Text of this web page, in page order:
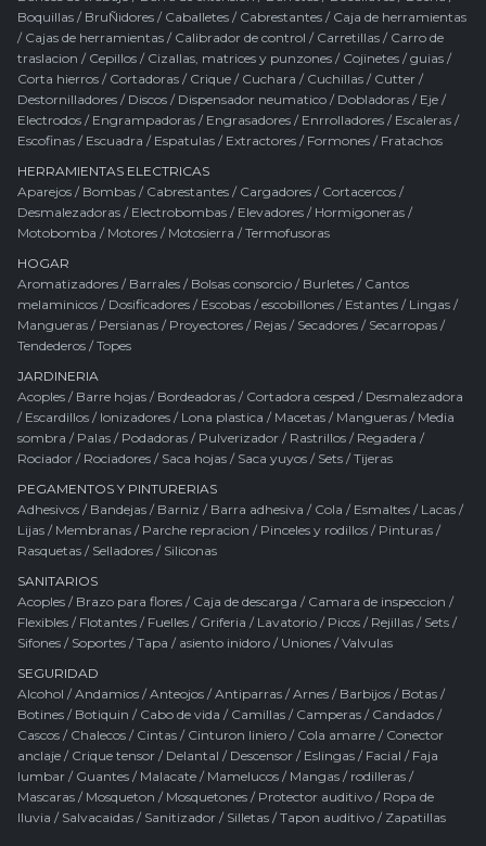
Boquillas / BruÑidores / Caballetes / Cabrestantes / Caja de herramientas
/ Cajas de herramientas / Calibrador de control / Carretillas / Carro de
traslacion / Cepillos / Cizallas, matrices y punzones / Cojinetes / guias /
Corta hierros / Cortadoras / Crique / Cuchara / Cuchillas / Cutter /
Destornilladores / Discos / Dispensador neumatico / Dobladoras / Eje /
Electrodos / Engrampadoras / Engrasadores / Enrrolladores / Escaleras /
Escofinas / Escuadra / Espatulas / Extractores / Formones / Fratachos
HERRAMIENTAS ELECTRICAS
Aparejos / Bombas / Cabrestantes / Cargadores / Cortacercos /
Desmalezadoras / Electrobombas / Elevadores / Hormigoneras /
Motobomba / Motores / Motosierra /Termofusoras
HOGAR
Aromatizadores / Barrales / Bolsas consorcio / Burletes / Cantos
melaminicos / Dosificadores / Escobas / escobillones / Estantes / Lingas /
Mangueras / Persianas / Proyectores / Rejas / Secadores / Secarropas /
Tendederos /Topes
JARDINERIA
Acoples / Barre hojas / Bordeadoras / Cortadora cesped / Desmalezadora
/ Escardillos / Ionizadores / Lona plastica / Macetas / Mangueras / Media
sombra / Palas / Podadoras / Pulverizador / Rastrillos / Regadera /
Rociador / Rociadores / Saca hojas / Saca yuyos / Sets /Tijeras
PEGAMENTOS Y PINTURERIAS
Adhesivos / Bandejas / Barniz / Barra adhesiva / Cola / Esmaltes / Lacas /
Lijas / Membranas / Parche repracion / Pinceles y rodillos / Pinturas /
Rasquetas / Selladores / Siliconas
SANITARIOS
Acoples / Brazo para flores / Caja de descarga / Camara de inspeccion /
Flexibles / Flotantes / Fuelles / Griferia / Lavatorio / Picos / Rejillas / Sets /
Sifones / Soportes /Tapa / asiento inidoro / Uniones /Valvulas
SEGURIDAD
Alcohol /Andamios /Anteojos /Antiparras /Arnes / Barbijos / Botas /
Botines / Botiquin / Cabo de vida / Camillas / Camperas / Candados /
Cascos / Chalecos / Cintas / Cinturon liniero / Cola amarre / Conector
anclaje / Crique tensor / Delantal / Descensor / Eslingas / Facial / Faja
lumbar / Guantes / Malacate / Mamelucos / Mangas / rodilleras /
Mascaras / Mosqueton / Mosquetones / Protector auditivo / Ropa de
lluvia / Salvacaidas / Sanitizador / Silletas /Tapon auditivo / Zapatillas